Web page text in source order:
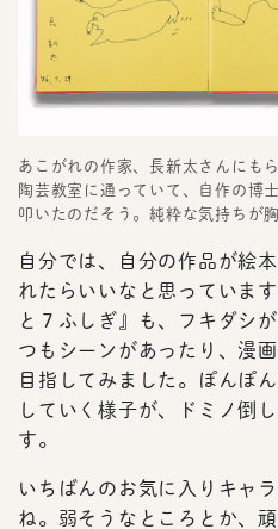
あこがれの作家、長新太さんにも
陶芸教室に通っていて、自作の博
叩いたのだそう。純粋な気持ちが
自分では、自分の作品が絵
れたらいいなと思っていま
と７ふしぎ』も、フキダシ
つもシーンがあったり、漫
目指してみました。ぽんぽ
していく様子が、ドミノ倒
す。
いちばんのお気に入りキャ
ね。弱そうなところとか、